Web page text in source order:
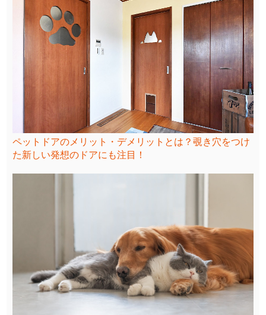
ペットドアのメリット・デメリットとは？覗き穴をつけ
た新しい発想のドアにも注目！